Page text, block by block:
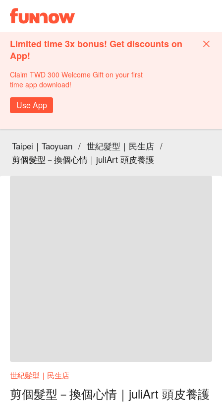
Limited time 3x bonus! Get discounts on
App!
Claim TWD 300 Welcome Gift on your first
time app download!
Use App
Taipei｜Taoyuan / 世紀髮型｜民生店 /
剪個髮型－換個心情｜juliArt 頭皮養護
世紀髮型｜民生店
剪個髮型－換個心情｜juliArt 頭皮養護